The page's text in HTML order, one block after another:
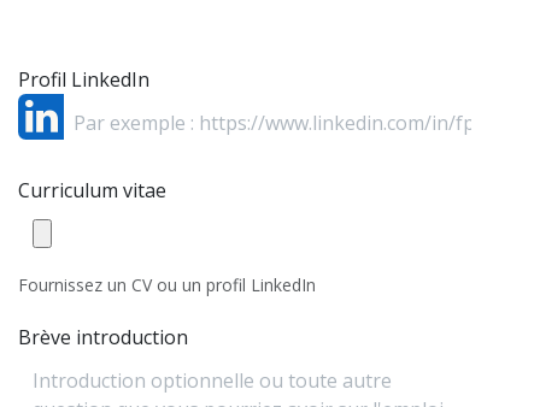
Profil LinkedIn
Curriculum vitae
Fournissez un CV ou un profil LinkedIn
Brève introduction